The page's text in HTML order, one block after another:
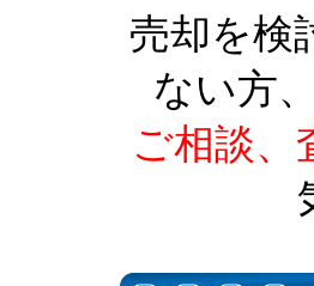
売却を検
ない方
ご相談、